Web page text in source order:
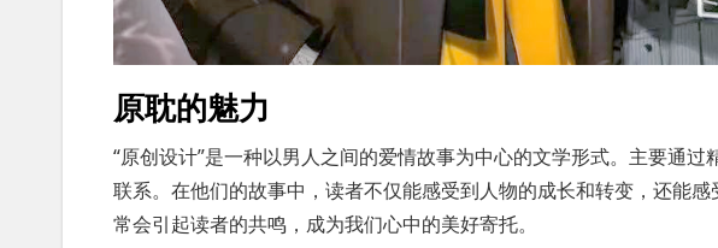
原耽的魅力
“原创设计”是一种以男人之间的爱情故事为中心的文学形式。主要通
联系。在他们的故事中，读者不仅能感受到人物的成长和转变，还能
常会引起读者的共鸣，成为我们心中的美好寄托。